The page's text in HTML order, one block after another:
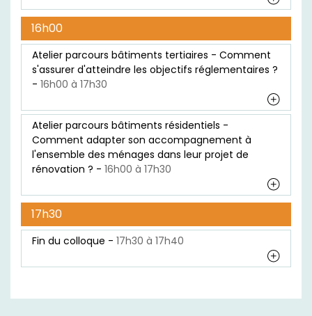
16h00
Atelier parcours bâtiments tertiaires - Comment
s'assurer d'atteindre les objectifs réglementaires ?
-
16h00 à 17h30
Atelier parcours bâtiments résidentiels -
Comment adapter son accompagnement à
l'ensemble des ménages dans leur projet de
rénovation ? -
16h00 à 17h30
17h30
Fin du colloque - 17h30 à 17h40